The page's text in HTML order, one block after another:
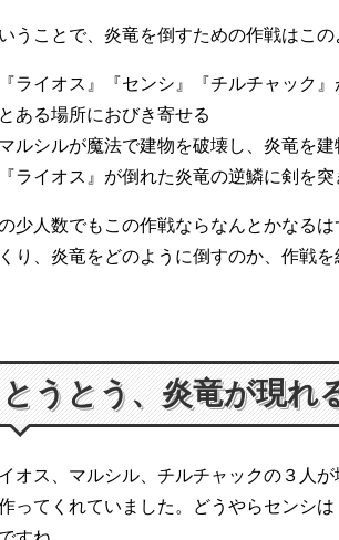
うことで、炎竜を倒すための作戦はこの
ライオス』『センシ』『チルチャック
ある場所におびき寄せる
ルシルが魔法で建物を破壊し、炎竜を建
ライオス』が倒れた炎竜の逆鱗に剣を突
少人数でもこの作戦ならなんとかなる
り、炎竜をどのように倒すのか、作戦を
とうとう、炎竜が現れ
オス、マルシル、チルチャックの３人
ってくれていました。どうやらセンシ